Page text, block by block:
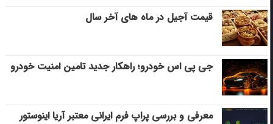
قیمت آجیل در ماه های آخر سال
جی پی اس خودرو؛ راهکار جدید تامین امنیت خودرو
معرفی و بررسی پراپ فرم ایرانی معتبر آریا اینوستور